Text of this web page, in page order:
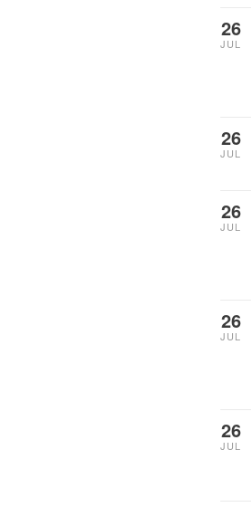
26
JUL
26
JUL
26
JUL
26
JUL
26
JUL